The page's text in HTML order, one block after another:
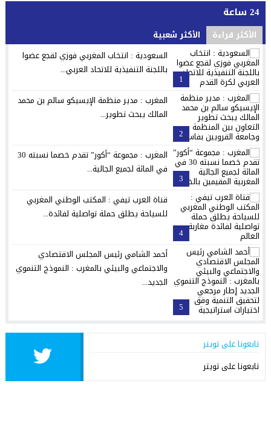
24 ساعة
الأكثر قراءة الأكثر شعبية
1
السعودية : انتخاب المغربي فوزي لقجع عضوا
باللجنة التنفيذية للاتحاد العربي...
2
المغرب : مدير منظمة الإيسيكو سالم بن محمد
المالك يبحث تطوير...
3
المغرب : مجموعة “أكور” تقدم خصما نسبته 30
في المائة لجميع الجالية...
4
قناة العرب تيفي : المكتب الوطني المغربي
للسياحة يطلق حملة تواصلية لفائدة...
5
أحمد الشامي رئيس المجلس الاقتصادي
والاجتماعي والبيئي بالمغرب : النموذج التنموي
الجديد...
تابعونا على تويتر
تابعونا على تويتر